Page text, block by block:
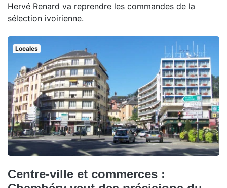
Hervé Renard va reprendre les commandes de la
sélection ivoirienne.
Locales
Centre-ville et commerces :